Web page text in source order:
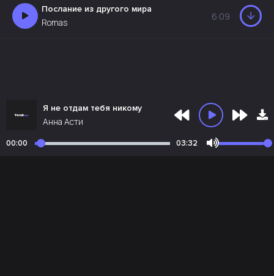
Послание из другого мира
Romas
6:09
Я не отдам тебя никому
Анна Асти
00:00 03:32